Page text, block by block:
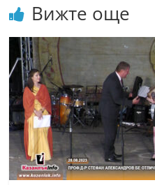
Вижте още